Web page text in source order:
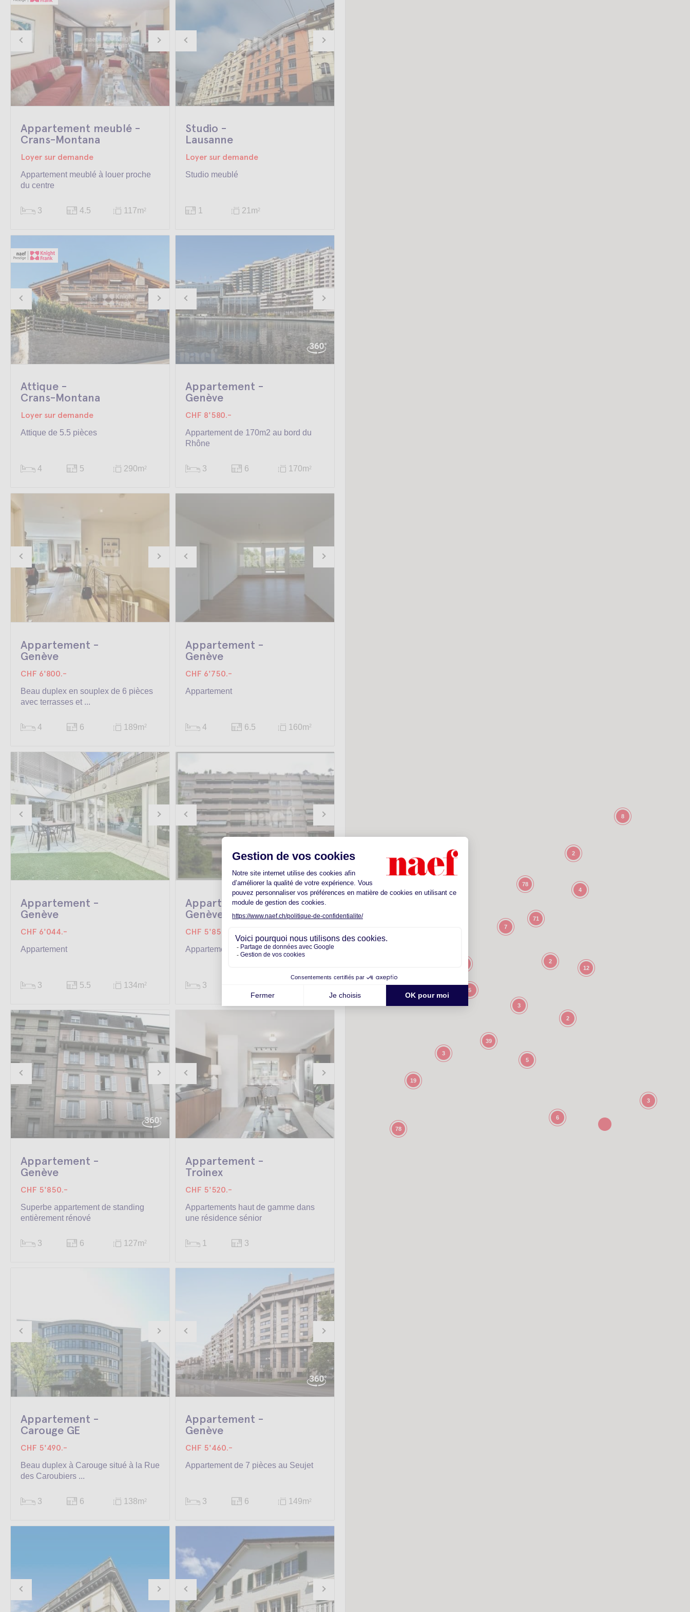
Appartement meublé -
Crans-Montana
Loyer sur demande
Appartement meublé à louer proche
du centre
3 4.5 117m 2
Studio -
Lausanne
Loyer sur demande
Studio meublé
1 21m2
Attique -
Crans-Montana
Loyer sur demande
Attique de 5.5 pièces
4 5 290m 2
Appartement -
Genève
CHF 8'580.-
Appartement de 170m2 au bord du
Rhône
3 6 170m 2
Appartement -
Genève
CHF 6'800.-
Beau duplex en souplex de 6 pièces
avec terrasses et ...
4 6 189m2
Appartement -
Genève
CHF 6'750.-
Appartement
4 6.5 160m2
Appartement -
Genève
CHF 6'044.-
Appartement
3 5.5 134m2
Appartement -
Genève
CHF 5'850.-
Appartement traversant à Champel
3
Appartement -
Genève
CHF 5'850.-
Superbe appartement de standing
entièrement rénové
3 6 127m2
Appartement -
Troinex
CHF 5'520.-
Appartements haut de gamme dans
une résidence sénior
1 3
Appartement -
Carouge GE
CHF 5'490.-
Beau duplex à Carouge situé à la Rue
des Caroubiers ...
3 6 138m 2
Appartement -
Genève
CHF 5'460.-
Appartement de 7 pièces au Seujet
3 6 149m 2
19
78
78
12
5
71
39
3
2
6
7
5
2
8
4
3
3
2